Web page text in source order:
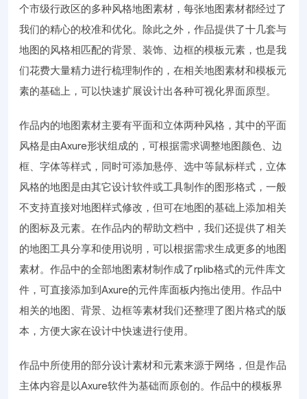
个市级行政区的多种风格地图素材，每张地图素材都经过了
我们的精心的校准和优化。除此之外，作品提供了十几套与
地图的风格相匹配的背景、装饰、边框的模板元素，也是我
们花费大量精力进行梳理制作的，在相关地图素材和模板元
素的基础上，可以快速扩展设计出各种可视化界面原型。
作品内的地图素材主要有平面和立体两种风格，其中的平面
风格是由Axure形状组成的，可根据需求调整地图颜色、边
框、字体等样式，同时可添加悬停、选中等鼠标样式，立体
风格的地图是由其它设计软件或工具制作的图形格式，一般
不支持直接对地图样式修改，但可在地图的基础上添加相关
的图标及元素。在作品内的帮助文档中，我们还提供了相关
的地图工具分享和使用说明，可以根据需求生成更多的地图
素材。作品中的全部地图素材制作成了rplib格式的元件库文
件，可直接添加到Axure的元件库面板内拖出使用。作品中
相关的地图、背景、边框等素材我们还整理了图片格式的版
本，方便大家在设计中快速进行使用。
作品中所使用的部分设计素材和元素来源于网络，但是作品
主体内容是以Axure软件为基础而原创的。作品中的模板界